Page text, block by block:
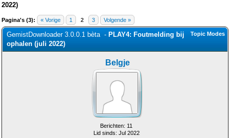
GemistDownloader*
2022)
Pagina's (3): « Vorige 1 2 3 Volgende »
Topic Modes
GemistDownloader 3.0.0.1 bèta - PLAY4: Foutmelding bij
ophalen (juli 2022)
Belgje
Berichten: 11
Lid sinds: Jul 2022